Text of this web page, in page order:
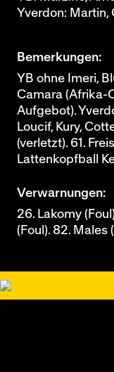
Yverdon: Martin,
Bemerkungen:
YB ohne Imeri,
Camara (Afrika-
Aufgebot).
Loucif, Kury,
(verletzt). 61.
Lattenkopfball
Verwarnungen:
26. Lakomy
(Foul). 82. Males